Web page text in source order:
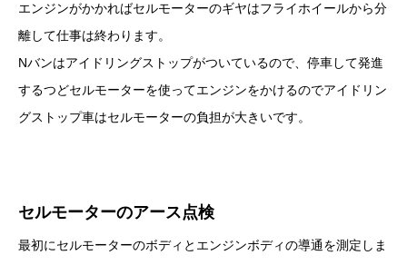
エンジンがかかればセルモーターのギヤはフライホイールから分
離して仕事は終わります。
Nバンはアイドリングストップがついているので、停車して発進
するつどセルモーターを使ってエンジンをかけるのでアイドリン
グストップ車はセルモーターの負担が大きいです。
セルモーターのアース点検
最初にセルモーターのボディとエンジンボディの導通を測定しま